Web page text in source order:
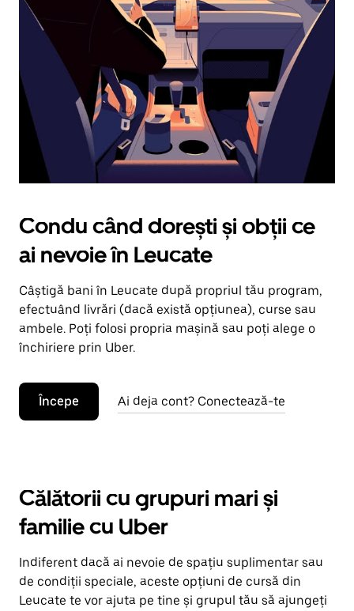
în
jos.
Închide
calendarul
apăsând
pe
butonul
Escape.
Condu când dorești și obții ce
ai nevoie în Leucate
Câștigă bani în Leucate după propriul tău program,
efectuând livrări (dacă există opțiunea), curse sau
ambele. Poți folosi propria mașină sau poți alege o
închiriere prin Uber.
Începe Ai deja cont? Conectează-te
Călătorii cu grupuri mari și
familie cu Uber
Indiferent dacă ai nevoie de spațiu suplimentar sau
de condiții speciale, aceste opțiuni de cursă din
Leucate te vor ajuta pe tine și grupul tău să ajungeți